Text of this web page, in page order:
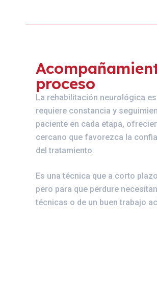
proceso
La rehabilitación neurológica
requiere constancia y
paciente en cada etapa,
cercano que favorezca la
del tratamiento.
Es una técnica que a corto
pero para que perdure
técnicas o de un buen trabajo